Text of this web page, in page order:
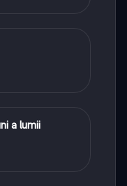
a lumii